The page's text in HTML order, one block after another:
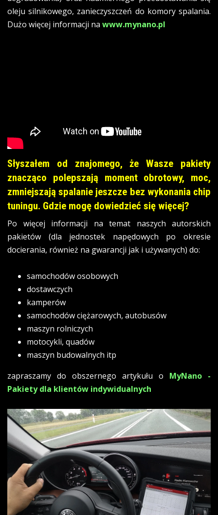
oleju silnikowego, zanieczyszczeń do komory spalania.
Dużo więcej informacji na www.mynano.pl
Słyszałem od znajomego, że Wasze pakiety
znacząco polepszają moment obrotowy, moc,
zmniejszają spalanie jeszcze bez wykonania chip
tuningu. Gdzie mogę dowiedzieć się więcej?
Po więcej informacji na temat naszych autorskich
pakietów (dla jednostek napędowych po okresie
docierania, również na gwarancji jak i używanych) do:
samochodów osobowych
dostawczych
kamperów
samochodów ciężarowych, autobusów
maszyn rolniczych
motocykli, quadów
maszyn budowalnych itp
zapraszamy do obszernego artykułu o MyNano -
Pakiety dla klientów indywidualnych